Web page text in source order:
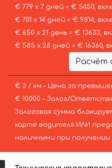
€ 779 х 7 дней = € 5450,
€ 701 х 14 дней = € 9814,
€ 650 х 21 день = € 13633,
€ 585 х 28 дней = € 16360,
Расчёт
€ 3 / км – Цена за
€ 10000 – Залог/
Залоговая сумма
карте водителя ИЛИ
наличными при получении